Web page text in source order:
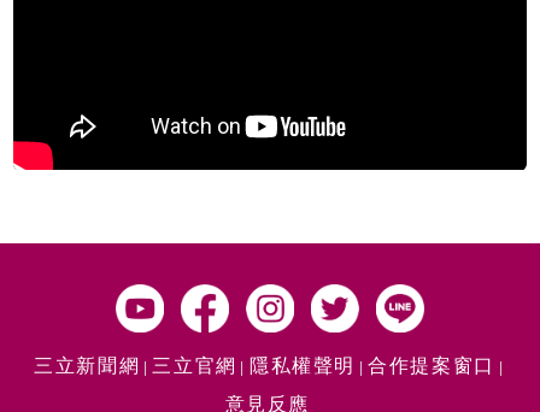
三立新聞網 三立官網 隱私權聲明
合作提案窗口
意見反應